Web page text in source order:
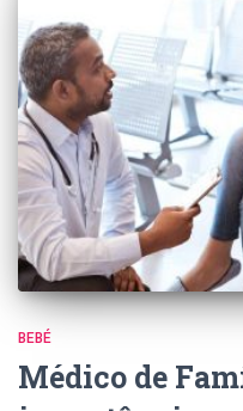
BEBÉ
Médico de